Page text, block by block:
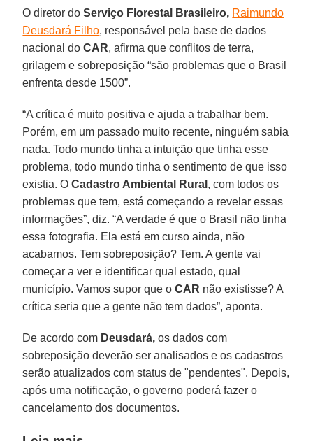
O diretor doServiço Florestal Brasileiro, Raimundo
Deusdará Filho, responsável pela base de dados
nacional doCAR, afirma que conflitos de terra,
grilagem e sobreposição “são problemas que o Brasil
enfrenta desde 1500”.
“A crítica é muito positiva e ajuda a trabalhar bem.
Porém, em um passado muito recente, ninguém sabia
nada. Todo mundo tinha a intuição que tinha esse
problema, todo mundo tinha o sentimento de que isso
existia. OCadastro Ambiental Rural , com todos os
problemas que tem, está começando a revelar essas
informações”, diz. “A verdade é que o Brasil não tinha
essa fotografia. Ela está em curso ainda, não
acabamos. Tem sobreposição? Tem. A gente vai
começar a ver e identificar qual estado, qual
município. Vamos supor que oCAR não existisse? A
crítica seria que a gente não tem dados”, aponta.
De acordo com Deusdará, os dados com
sobreposição deverão ser analisados e os cadastros
serão atualizados com status de "pendentes". Depois,
após uma notificação, o governo poderá fazer o
cancelamento dos documentos.